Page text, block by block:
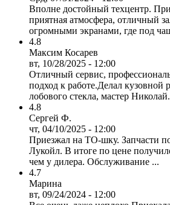
Вполне достойный техцентр.
приятная атмосфера, отличный
огромными экранами, где под
4.8
Максим Косарев
вт, 10/28/2025 - 12:00
Отличный сервис,
подход к работе.Делал кузовной
лобового стекла, мастер
4.8
Сергей Ф.
чт, 04/10/2025 - 12:00
Приезжал на ТО-шку. Запчасти
Лукойл. В итоге по цене
чем у дилера. Обслуживание ...
4.7
Марина
вт, 09/24/2024 - 12:00